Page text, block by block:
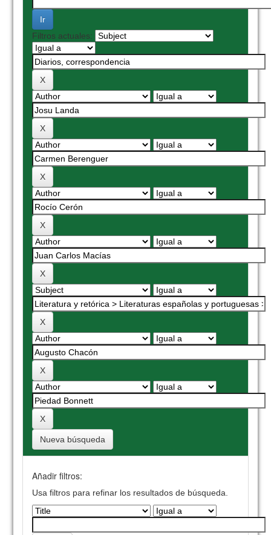
Filtros actuales:
Nueva búsqueda
Añadir filtros:
Usa filtros para refinar los resultados de búsqueda.